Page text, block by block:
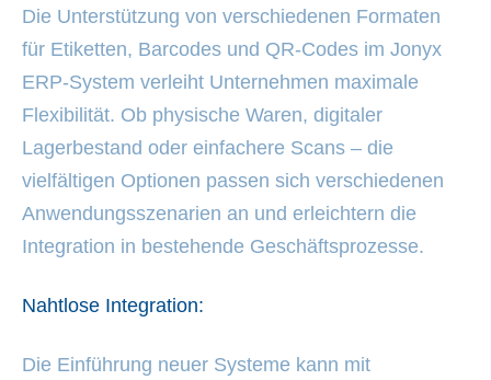
Die Unterstützung von verschiedenen Formaten
für Etiketten, Barcodes und QR-Codes im Jonyx
ERP-System verleiht Unternehmen maximale
Flexibilität. Ob physische Waren, digitaler
Lagerbestand oder einfachere Scans – die
vielfältigen Optionen passen sich verschiedenen
Anwendungsszenarien an und erleichtern die
Integration in bestehende Geschäftsprozesse.
Nahtlose Integration:
Die Einführung neuer Systeme kann mit